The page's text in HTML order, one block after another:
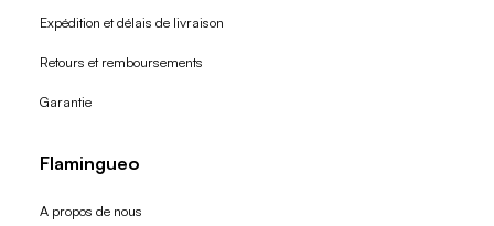
Expédition et délais de livraison
Retours et remboursements
Garantie
Flamingueo
A propos de nous